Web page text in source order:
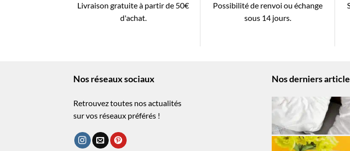
Livraison gratuite à partir de 50€
d'achat.
Possibilité de renvoi ou échange
sous 14 jours.
Nos réseaux sociaux
Retrouvez toutes nos actualités
sur vos réseaux préférés !
Nos derniers